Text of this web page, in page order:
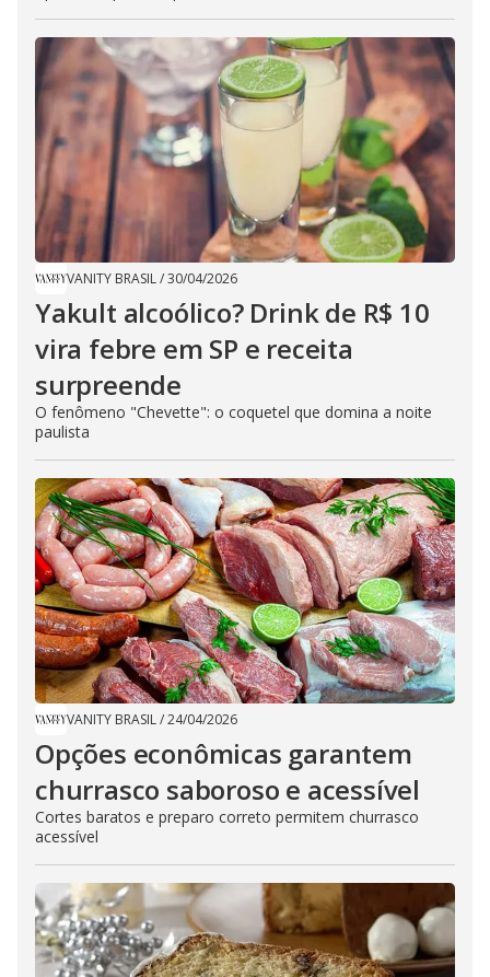
VANITY BRASIL/30/04/2026
Yakult alcoólico? Drink de R$ 10
vira febre em SP e receita
surpreende
​O fenômeno "Chevette": o coquetel que domina a noite
paulista
VANITY BRASIL/24/04/2026
Opções econômicas garantem
churrasco saboroso e acessível
Cortes baratos e preparo correto permitem churrasco
acessível